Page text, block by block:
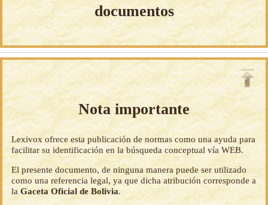
documentos
Nota importante
Lexivox ofrece esta publicación de normas como una ayuda para
facilitar su identificación en la búsqueda conceptual vía WEB.
El presente documento, de ninguna manera puede ser utilizado
como una referencia legal, ya que dicha atribución corresponde a
laGaceta Oficial de Bolivia.